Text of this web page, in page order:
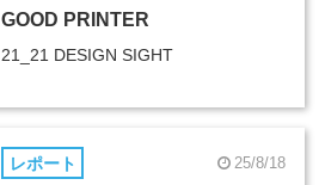
GOOD PRINTER
21_21 DESIGN SIGHT
レポート 25/8/18